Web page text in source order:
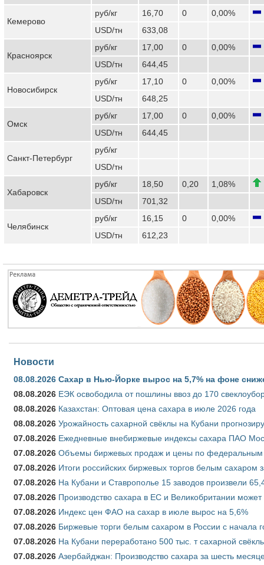
Кемерово
руб/кг 16,70 0
0,00%
USD/тн
633,08
Красноярск
руб/кг 17,00 0
0,00%
USD/тн
644,45
Новосибирск
руб/кг 17,10 0
0,00%
USD/тн
648,25
Омск
руб/кг 17,00 0
0,00%
USD/тн
644,45
Санкт-Петербург
руб/кг
USD/тн
Хабаровск
руб/кг 18,50 0,20
1,08%
USD/тн
701,32
Челябинск
руб/кг 16,15 0
0,00%
USD/тн
612,23
Новости
08.08.2026 Сахар в Нью-Йорке вырос на 5,7% на фоне
08.08.2026 ЕЭК освободила от пошлины ввоз до 170
08.08.2026 Казахстан: Оптовая цена сахара в июле 2026 года
08.08.2026 Урожайность сахарной свёклы на Кубани
07.08.2026 Ежедневные внебиржевые индексы сахара ПАО
07.08.2026 Объемы биржевых продаж и цены по федеральным
07.08.2026 Итоги российских биржевых торгов белым сахаром
07.08.2026 На Кубани и Ставрополье 15 заводов произвели
07.08.2026 Производство сахара в ЕС и Великобритании
07.08.2026 Индекс цен ФАО на сахар в июле вырос на 5,6%
07.08.2026 Биржевые торги белым сахаром в России с начала
07.08.2026 На Кубани переработано 500 тыс. т сахарной
07.08.2026 Азербайджан: Производство сахара за шесть